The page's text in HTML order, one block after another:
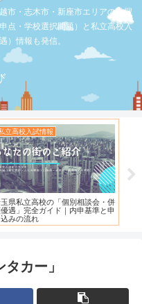
市・志木市・新座市エリアの学習
点・学校選択問題）と私立高校入
）情報も発信。
ルさ
お店の覆面取材
【三芳】フーコット
カー」